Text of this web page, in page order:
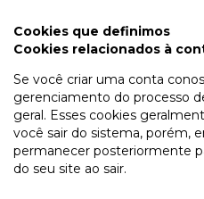
Cookies que definimos
Cookies relacionados à
Se você criar uma conta
gerenciamento do processo
geral. Esses cookies
você sair do sistema, porém,
permanecer posteriormente
do seu site ao sair.